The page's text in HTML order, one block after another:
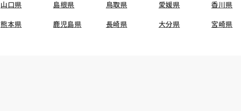
山口県 島根県 鳥取県 愛媛県 香川県
熊本県 鹿児島県 長崎県 大分県 宮崎県